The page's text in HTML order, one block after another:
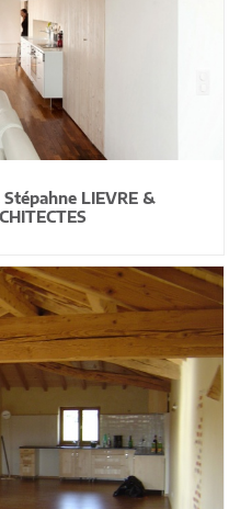
LIEVRE &